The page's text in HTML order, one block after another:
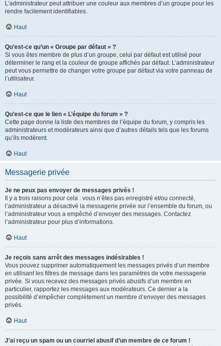
L’administrateur peut attribuer une couleur aux membres d’un groupe pour les
rendre facilement identifiables.
Haut
Qu’est-ce qu’un « Groupe par défaut » ?
Si vous êtes membre de plus d’un groupe, celui par défaut est utilisé pour
déterminer le rang et la couleur de groupe affichés par défaut. L’administrateur
peut vous permettre de changer votre groupe par défaut via votre panneau de
l’utilisateur.
Haut
Qu’est-ce que le lien « L’équipe du forum » ?
Cette page donne la liste des membres de l’équipe du forum, y compris les
administrateurs et modérateurs ainsi que d’autres détails tels que les forums
qu’ils modèrent.
Haut
Messagerie privée
Je ne peux pas envoyer de messages privés !
Il y a trois raisons pour cela : vous n’êtes pas enregistré et/ou connecté,
l’administrateur a désactivé la messagerie privée sur l’ensemble du forum, ou
l’administrateur vous a empêché d’envoyer des messages. Contactez
l’administrateur pour plus d’informations.
Haut
Je reçois sans arrêt des messages indésirables !
Vous pouvez supprimer automatiquement les messages privés d’un membre
en utilisant les filtres de message dans les paramètres de votre messagerie
privée. Si vous recevez des messages privés abusifs d’un membre en
particulier, rapportez les messages aux modérateurs. Ce dernier a la
possibilité d’empêcher complètement un membre d’envoyer des messages
privés.
Haut
J’ai reçu un spam ou un courriel abusif d’un membre de ce forum !